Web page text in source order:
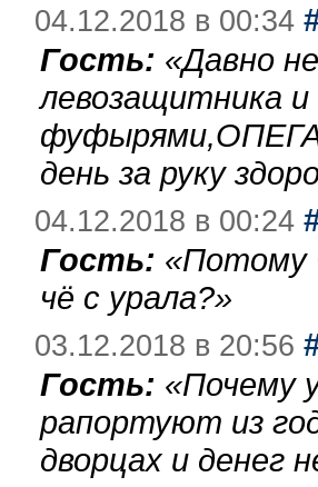
04.12.2018 в 00:34
Гость: «Давно
левозащитника
день за руку
04.12.2018 в 00:24
Гость: «Потому
чё с урала?»
03.12.2018 в 20:56
Гость: «Почему
рапортуют из
дворцах и